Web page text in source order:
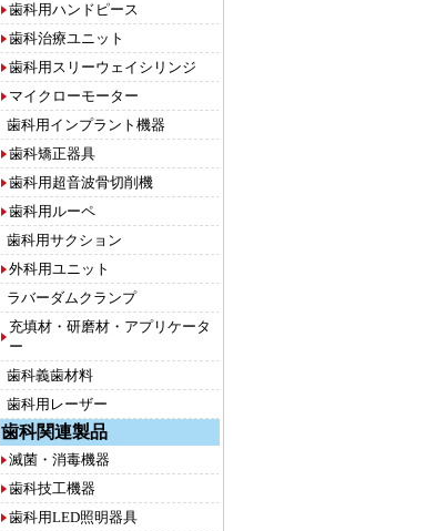
歯科用ハンドピース
歯科治療ユニット
歯科用スリーウェイシリンジ
マイクローモーター
歯科用インプラント機器
歯科矯正器具
歯科用超音波骨切削機
歯科用ルーペ
歯科用サクション
外科用ユニット
ラバーダムクランプ
充填材・研磨材・アプリケータ
ー
歯科義歯材料
歯科用レーザー
歯科関連製品
滅菌・消毒機器
歯科技工機器
歯科用LED照明器具